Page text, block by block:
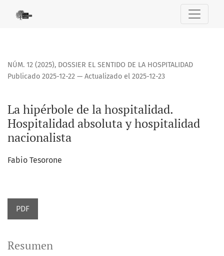
La hipérbole de la hospitalidad. Hospitalidad absoluta y
NÚM. 12 (2025), DOSSIER EL SENTIDO DE LA HOSPITALIDAD
La hipérbole de la hospitalidad.
Hospitalidad absoluta y hospitalidad
nacionalista
Publicado 2025-12-22 — Actualizado el 2025-12-23
Fabio Tesorone
PDF
Resumen